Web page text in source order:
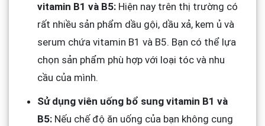
vitamin B1 và B5:Hiện nay trên thị trường có
rất nhiều sản phẩm dầu gội, dầu xả, kem ủ và
serum chứa vitamin B1 và B5. Bạn có thể lựa
chọn sản phẩm phù hợp với loại tóc và nhu
cầu của mình.
Sử dụng viên uống bổ sung vitamin B1 và
B5:Nếu chế độ ăn uống của bạn không cung